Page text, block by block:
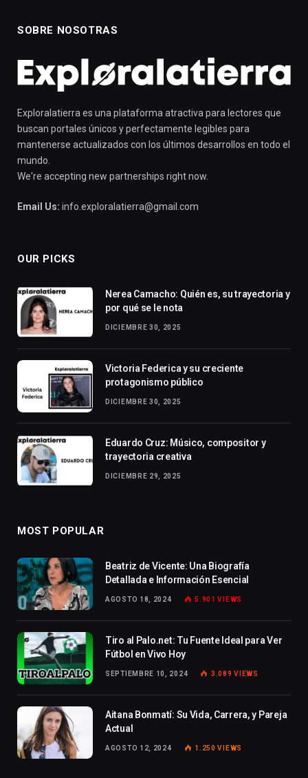
SOBRE NOSOTRAS
Exploralatierra es una plataforma atractiva para lectores que
buscan portales únicos y perfectamente legibles para
mantenerse actualizados con los últimos desarrollos en todo el
mundo.
We're accepting new partnerships right now.
Email Us: info.exploralatierra@gmail.com
OUR PICKS
Nerea Camacho: Quién es, su trayectoria y
por qué se le nota
DICIEMBRE 30, 2025
Victoria Federica y su creciente
protagonismo público
DICIEMBRE 30, 2025
Eduardo Cruz: Músico, compositor y
trayectoria creativa
DICIEMBRE 29, 2025
MOST POPULAR
Beatriz de Vicente: Una Biografía
Detallada e Información Esencial
AGOSTO 18, 2024 5.901VIEWS
Tiro al Palo.net: Tu Fuente Ideal para Ver
Fútbol en Vivo Hoy
SEPTIEMBRE 10, 2024 3.089VIEWS
Aitana Bonmatí: Su Vida, Carrera, y Pareja
Actual
AGOSTO 12, 2024 1.250VIEWS